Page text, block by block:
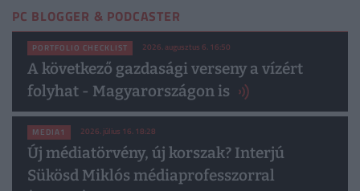
PC BLOGGER & PODCASTER
PORTFOLIO CHECKLIST 2026. augusztus 6. 16:50
A következő gazdasági verseny a vízért
folyhat - Magyarországon is
MEDIA1 2026. július 16. 18:28
Új médiatörvény, új korszak? Interjú
Sükösd Miklós médiaprofesszorral